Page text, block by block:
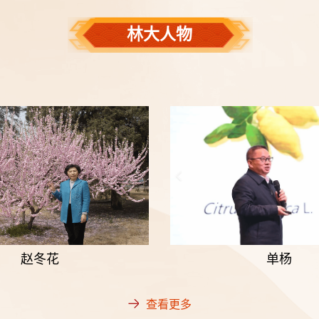
林大人物
赵冬花 单杨
查看更多